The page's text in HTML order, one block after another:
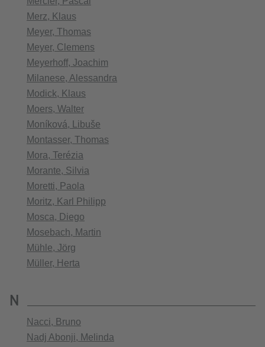
Merz, Klaus
Meyer, Thomas
Meyer, Clemens
Meyerhoff, Joachim
Milanese, Alessandra
Modick, Klaus
Moers, Walter
Moníková, Libuše
Montasser, Thomas
Mora, Terézia
Morante, Silvia
Moretti, Paola
Moritz, Karl Philipp
Mosca, Diego
Mosebach, Martin
Mühle, Jörg
Müller, Herta
N
Nacci, Bruno
Nadj Abonji, Melinda